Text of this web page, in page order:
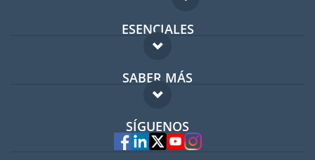
ESENCIALES
Foro para expatriados
Guía para expatriados
Trabajos en el extranjero
SABER MÁS
FAQ
Expertos
SÍGUENOS